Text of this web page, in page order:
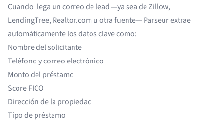
Cuando llega un correo de lead —ya sea de Zillow,
LendingTree, Realtor.com u otra fuente— Parseur extrae
automáticamente los datos clave como:
Nombre del solicitante
Teléfono y correo electrónico
Monto del préstamo
Score FICO
Dirección de la propiedad
Tipo de préstamo